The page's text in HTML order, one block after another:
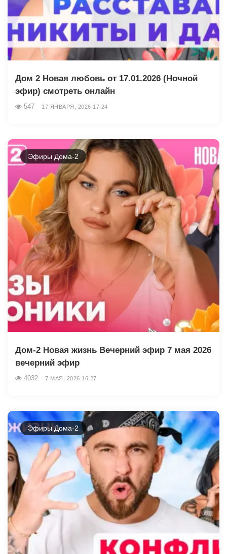
Дом 2 Новая любовь от 17.01.2026 (Ночной
эфир) смотреть онлайн
547 17 ЯНВАРЯ, 2026 17:24
Эфиры Дома-2
Дом-2 Новая жизнь Вечерний эфир 7 мая 2026
вечерний эфир
4032 7 МАЯ, 2026 16:27
Эфиры Дома-2